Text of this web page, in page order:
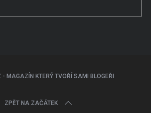
- MAGAZÍN KTERÝ TVOŘÍ SAMI BLOGEŘI
ZPĚT NA ZAČÁTEK